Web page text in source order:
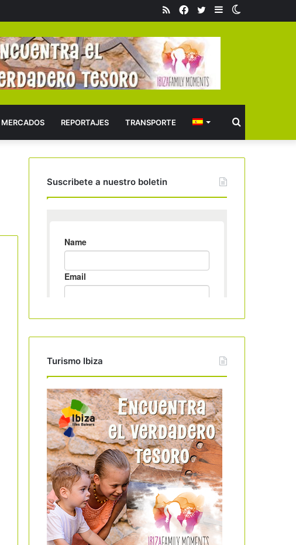
Barra
Twitter
Facebook
RSS
MERCADOS REPORTAJES TRANSPORTE Buscar
Suscribete a nuestro boletin
Turismo Ibiza